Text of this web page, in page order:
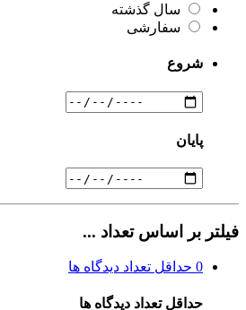
سال گذشته
سفارشی
شروع
پایان
فیلتر بر اساس تعداد ...
0 حداقل تعداد دیدگاه ها
حداقل تعداد دیدگاه ها